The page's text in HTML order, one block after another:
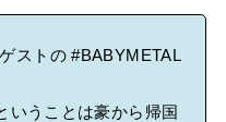
ストの#BABYMETAL
いうことは豪から帰国